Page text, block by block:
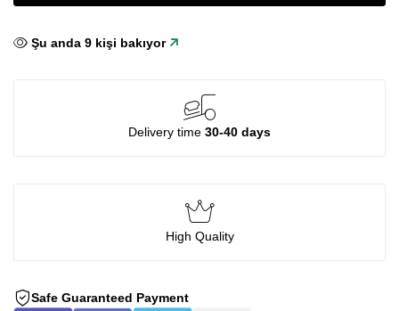
Şu anda 10kişi bakıyor
Delivery time 30-40 days
High Quality
Safe Guaranteed Payment